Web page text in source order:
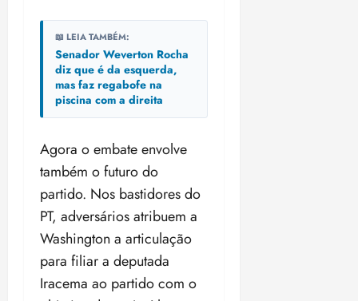
📖 LEIA TAMBÉM:
Senador Weverton Rocha
diz que é da esquerda,
mas faz regabofe na
piscina com a direita
Agora o embate envolve
também o futuro do
partido. Nos bastidores do
PT, adversários atribuem a
Washington a articulação
para filiar a deputada
Iracema ao partido com o